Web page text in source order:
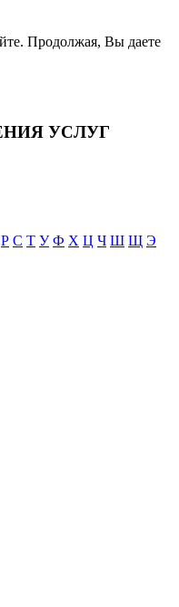
Продолжая, Вы даете
УСЛУГ
Р С Т У Ф Х Ц Ч Ш Щ Э